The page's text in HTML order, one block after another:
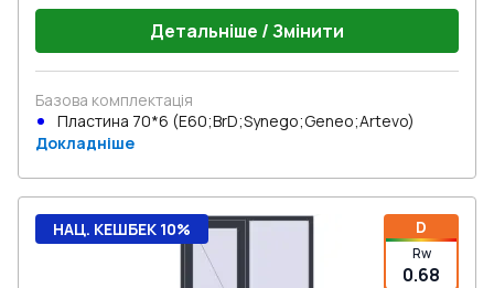
Детальніше / Змінити
Базова комплектація
Пластина 70*6 (E60;BrD;Synego;Geneo;Artevo)
Докладніше
D
Rw
0.68
НАЦ. КЕШБЕК 10%